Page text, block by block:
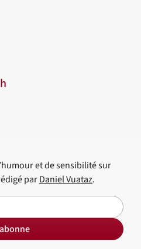
et de sensibilité sur
parDaniel Vuataz.